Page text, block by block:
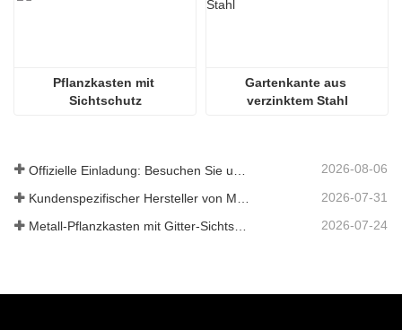
Pflanzkasten mit
Sichtschutz
Gartenkante aus
verzinktem Stahl
2026-08-06
2026-07-31
2026-07-24